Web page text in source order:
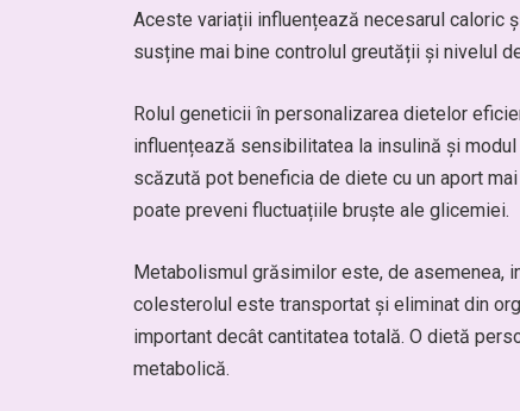
Aceste variații influențează necesarul caloric
susține mai bine controlul greutății și nivelul
Rolul geneticii în personalizarea dietelor
influențează sensibilitatea la insulină și
scăzută pot beneficia de diete cu un aport
poate preveni fluctuațiile bruște ale glicemiei.
Metabolismul grăsimilor este, de asemenea,
colesterolul este transportat și eliminat din
important decât cantitatea totală. O dietă
metabolică.